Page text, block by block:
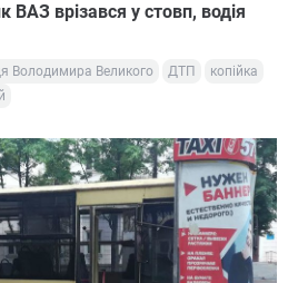
ВАЗ врізався у стовп, водія
Володимира Великого ДТП
копійка